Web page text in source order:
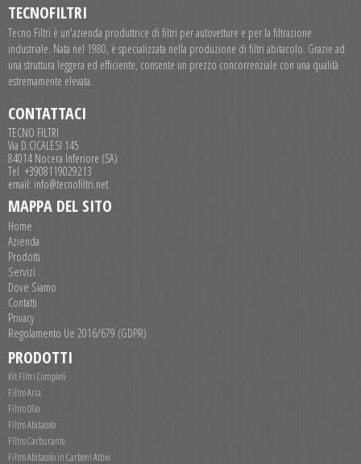
TECNOFILTRI
Tecno Filtri è un'azienda produttrice di filtri per autovetture e per la filtrazione
industriale. Nata nel 1980, è specializzata nella produzione di filtri abitacolo. Grazie ad
una struttura leggera ed efficiente, consente un prezzo concorrenziale con una qualità
estremamente elevata.
CONTATTACI
TECNO FILTRI
Via D.CICALESI 145
84014 Nocera Inferiore (SA)
Tel +3908119029213
email: info@tecnofiltri.net
MAPPA DEL SITO
Home
Azienda
Prodotti
Servizi
Dove Siamo
Contatti
Privacy
Regolamento Ue 2016/679 (GDPR)
PRODOTTI
Kit Filtri Completi
Filtro Aria
Filtro Olio
Filtro Abitacolo
FIltro Carburante
Filtro Abitacolo in Carboni Attivi